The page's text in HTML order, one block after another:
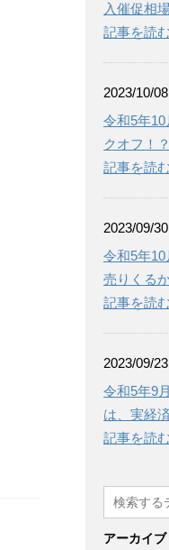
入催促相場
記事を読む
2023/10/08
令和5年
クオフ！？
記事を読む
2023/09/30
令和5年
売りくる
記事を読む
2023/09/23
令和5年9
は、実経
記事を読む
アーカイブ